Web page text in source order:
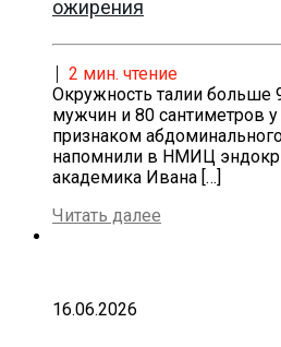
ожирения
2 мин. чтение
Окружность талии больше
мужчин и 80 сантиметров
признаком
напомнили в НМИЦ
академика Ивана […]
Читать далее
16.06.2026